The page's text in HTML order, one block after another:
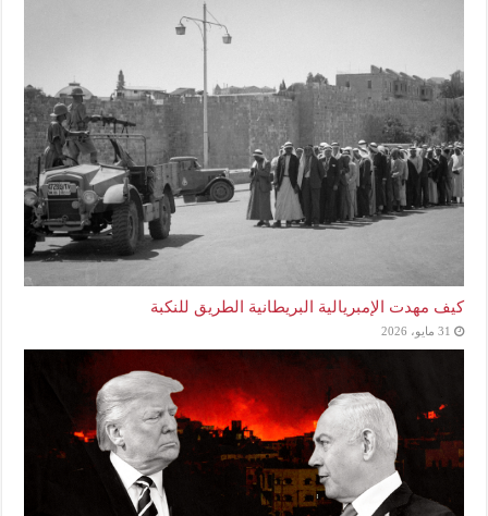
كيف مهدت الإمبريالية البريطانية الطريق للنكبة
31 مايو، 2026